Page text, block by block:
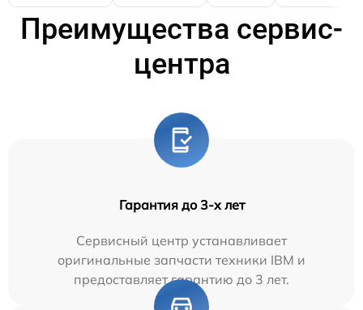
Преимущества сервис-
центра
Гарантия до 3-х лет
Сервисный центр устанавливает
оригинальные запчасти техники IBM и
предоставляет гарантию до 3 лет.